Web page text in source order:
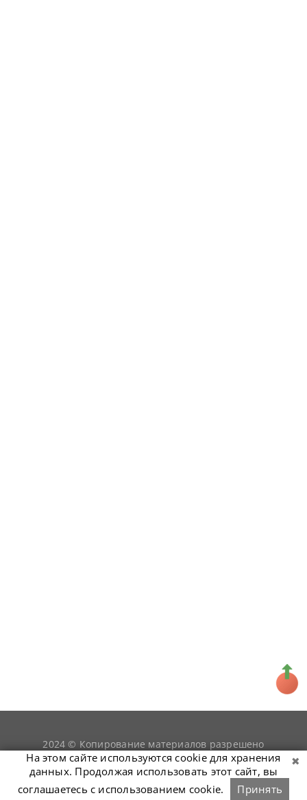
2024 © Копирование материалов разрешено
только при условии гиперссылки наsnookerist.ru
На этом сайте используются cookie для хранения
данных. Продолжая использовать этот сайт, вы
соглашаетесь с использованием cookie.
Принять